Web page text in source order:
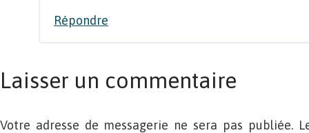
Répondre
Laisser un commentaire
Votre adresse de messagerie ne sera pas publiée.